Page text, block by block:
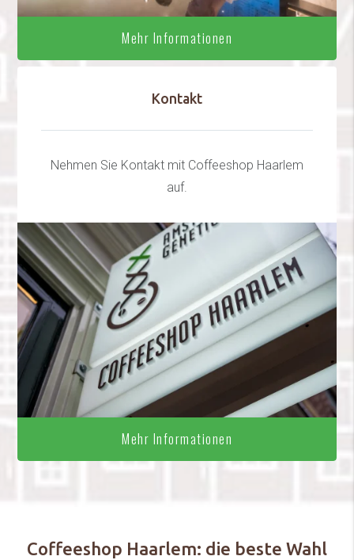
Mehr Informationen
Kontakt
Nehmen Sie Kontakt mit Coffeeshop Haarlem
auf.
Mehr Informationen
Coffeeshop Haarlem: die beste Wahl